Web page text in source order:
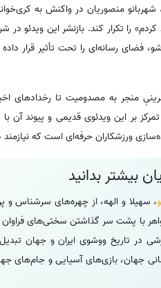
منصوریان در واکنش به
کردم» را تکرار کند. بازنشر این
فضای رسانه‌ای را تحت تأثیر قرار
منجر به مصدومیت تا رخدادهای
تمرکز بر این ویدئوی قدیمی و پیوند
ورزشکاران حرفه‌ای است که
بیشتر بدانید
، سهیلا و الهه، از چهره‌های سرشناس و
با پشت سر گذاشتن سختی‌های فراوان
در تاریخ ووشوی ایران و جهان
جهان، بازی‌های آسیایی و جام‌های